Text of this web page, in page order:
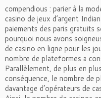
compendious : parier à la
casino de jeux d’argent
paiements des paris gratuits
pourquoi nous avons
de casino en ligne pour les
nombre de plateformes a
Parallèlement, de plus en
conséquence, le nombre de
davantage d’opérateurs de